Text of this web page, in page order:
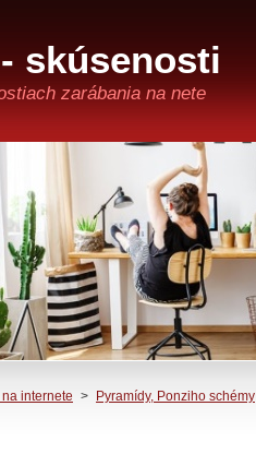
skúsenosti
zarábania na nete
internete > Pyramídy, Ponziho schémy